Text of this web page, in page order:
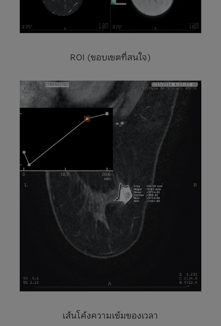
ROI (ขอบเขตที่สนใจ)
เส้นโค้งความเข้มของเวลา